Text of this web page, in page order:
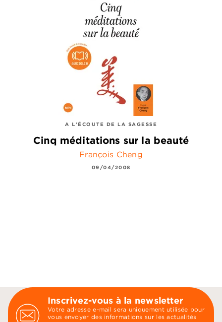
A L'ÉCOUTE DE LA SAGESSE
Cinq méditations sur la beauté
François Cheng
09/04/2008
Inscrivez-vous à la newsletter
Votre adresse e-mail sera uniquement utilisée pour
vous envoyer des informations sur les actualités